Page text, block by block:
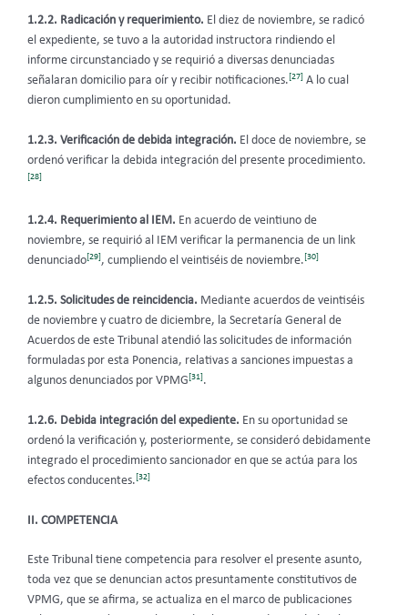
1.2.2. Radicación y requerimiento. El diez de noviembre, se radicó
el expediente, se tuvo a la autoridad instructora rindiendo el
informe circunstanciado y se requirió a diversas denunciadas
señalaran domicilio para oír y recibir notificaciones.[27] A lo cual
dieron cumplimiento en su oportunidad.
1.2.3. Verificación de debida integración. El doce de noviembre, se
ordenó verificar la debida integración del presente procedimiento.
[28]
1.2.4. Requerimiento al IEM. En acuerdo de veintiuno de
noviembre, se requirió al IEM verificar la permanencia de un link
denunciado[29], cumpliendo el veintiséis de noviembre.[30]
1.2.5. Solicitudes de reincidencia. Mediante acuerdos de veintiséis
de noviembre y cuatro de diciembre, la Secretaría General de
Acuerdos de este Tribunal atendió las solicitudes de información
formuladas por esta Ponencia, relativas a sanciones impuestas a
algunos denunciados por VPMG[31].
1.2.6. Debida integración del expediente. En su oportunidad se
ordenó la verificación y, posteriormente, se consideró debidamente
integrado el procedimiento sancionador en que se actúa para los
efectos conducentes.[32]
II. COMPETENCIA
Este Tribunal tiene competencia para resolver el presente asunto,
toda vez que se denuncian actos presuntamente constitutivos de
VPMG, que se afirma, se actualiza en el marco de publicaciones